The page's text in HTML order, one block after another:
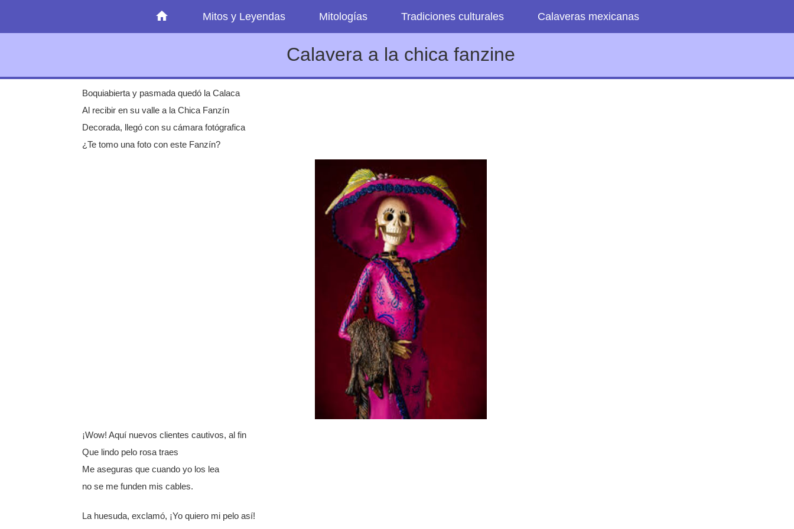
Mitos y Leyendas Mitologías Tradiciones culturales Calaveras mexicanas
Calavera a la chica fanzine
Boquiabierta y pasmada quedó la Calaca
Al recibir en su valle a la Chica Fanzín
Decorada, llegó con su cámara fotógrafica
¿Te tomo una foto con este Fanzín?
¡Wow! Aquí nuevos clientes cautivos, al fin
Que lindo pelo rosa traes
Me aseguras que cuando yo los lea
no se me funden mis cables.
La huesuda, exclamó, ¡Yo quiero mi pelo así!